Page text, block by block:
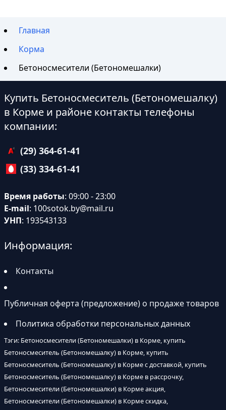
Главная
Корма
Бетоносмесители (Бетономешалки)
Купить Бетоносмеситель (Бетономешалку)
в Корме и районе контакты телефоны
компании:
(29) 364-61-41
(33) 334-61-41
Время работы: 09:00 - 23:00
E-mail: 100sotok.by@mail.ru
УНП: 193543133
Информация:
Контакты
Публичная оферта (предложение) о продаже товаров
Политика обработки персональных данных
Тэги: Бетоносмесители (Бетономешалки) в Корме, купить
Бетоносмеситель (Бетономешалку) в Корме, купить
Бетоносмеситель (Бетономешалку) в Корме с доставкой, купить
Бетоносмеситель (Бетономешалку) в Корме в рассрочку,
Бетоносмесители (Бетономешалки) в Корме акция,
Бетоносмесители (Бетономешалки) в Корме скидка,